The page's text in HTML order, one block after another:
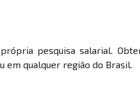
pesquisa salarial.
em qualquer região do Brasil.